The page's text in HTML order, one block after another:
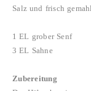
Salz und frisch
1 EL grober Senf
3 EL Sahne
Zubereitung